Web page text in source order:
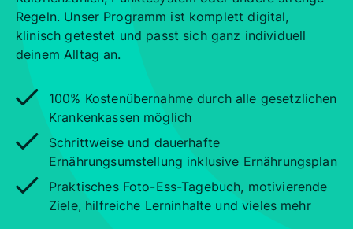
Regeln. Unser Programm ist komplett digital,
klinisch getestet und passt sich ganz individuell
deinem Alltag an.
100% Kostenübernahme durch alle gesetzlichen
Krankenkassen möglich
Schrittweise und dauerhafte
Ernährungsumstellung inklusive Ernährungsplan
Praktisches Foto-Ess-Tagebuch, motivierende
Ziele, hilfreiche Lerninhalte und vieles mehr